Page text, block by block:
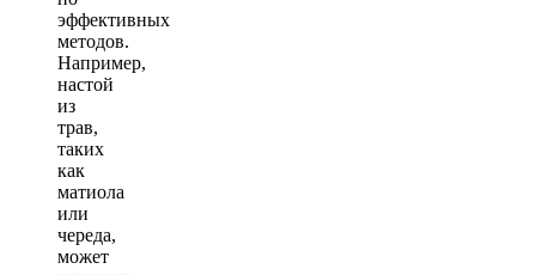
эффективных
методов.
Например,
настой
из
трав,
таких
как
матиола
или
череда,
может